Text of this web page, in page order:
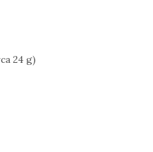
24 g)